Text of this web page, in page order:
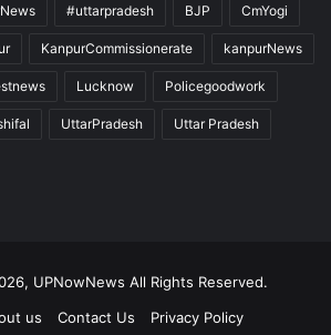
#uttarpradesh BJP CmYogi
KanpurCommissionerate kanpurNews
Lucknow Policegoodwork
UttarPradesh Uttar Pradesh
UPNowNews All Rights Reserved.
us Contact Us Privacy Policy